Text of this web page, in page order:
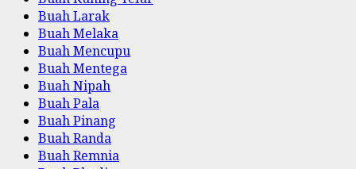
Buah Larak
Buah Melaka
Buah Mencupu
Buah Mentega
Buah Nipah
Buah Pala
Buah Pinang
Buah Randa
Buah Remnia